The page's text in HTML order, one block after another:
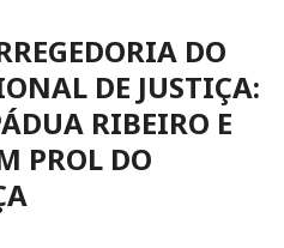
DO
DE JUSTIÇA:
RIBEIRO E
PROL DO